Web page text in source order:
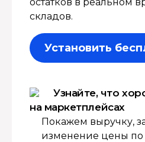
складов.
Установить
Узнайте, что
на маркетплейсах
Покажем выручку,
изменение цены по